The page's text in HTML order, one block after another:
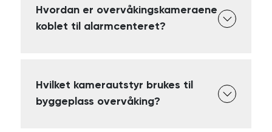
Hvordan er overvåkingskameraene
koblet til alarmcenteret?
Hvilket kamerautstyr brukes til
byggeplass overvåking?